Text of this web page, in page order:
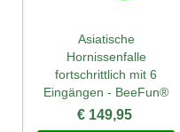
Asiatische
Hornissenfalle
fortschrittlich mit 6
Eingängen - BeeFun®
€ 149,95